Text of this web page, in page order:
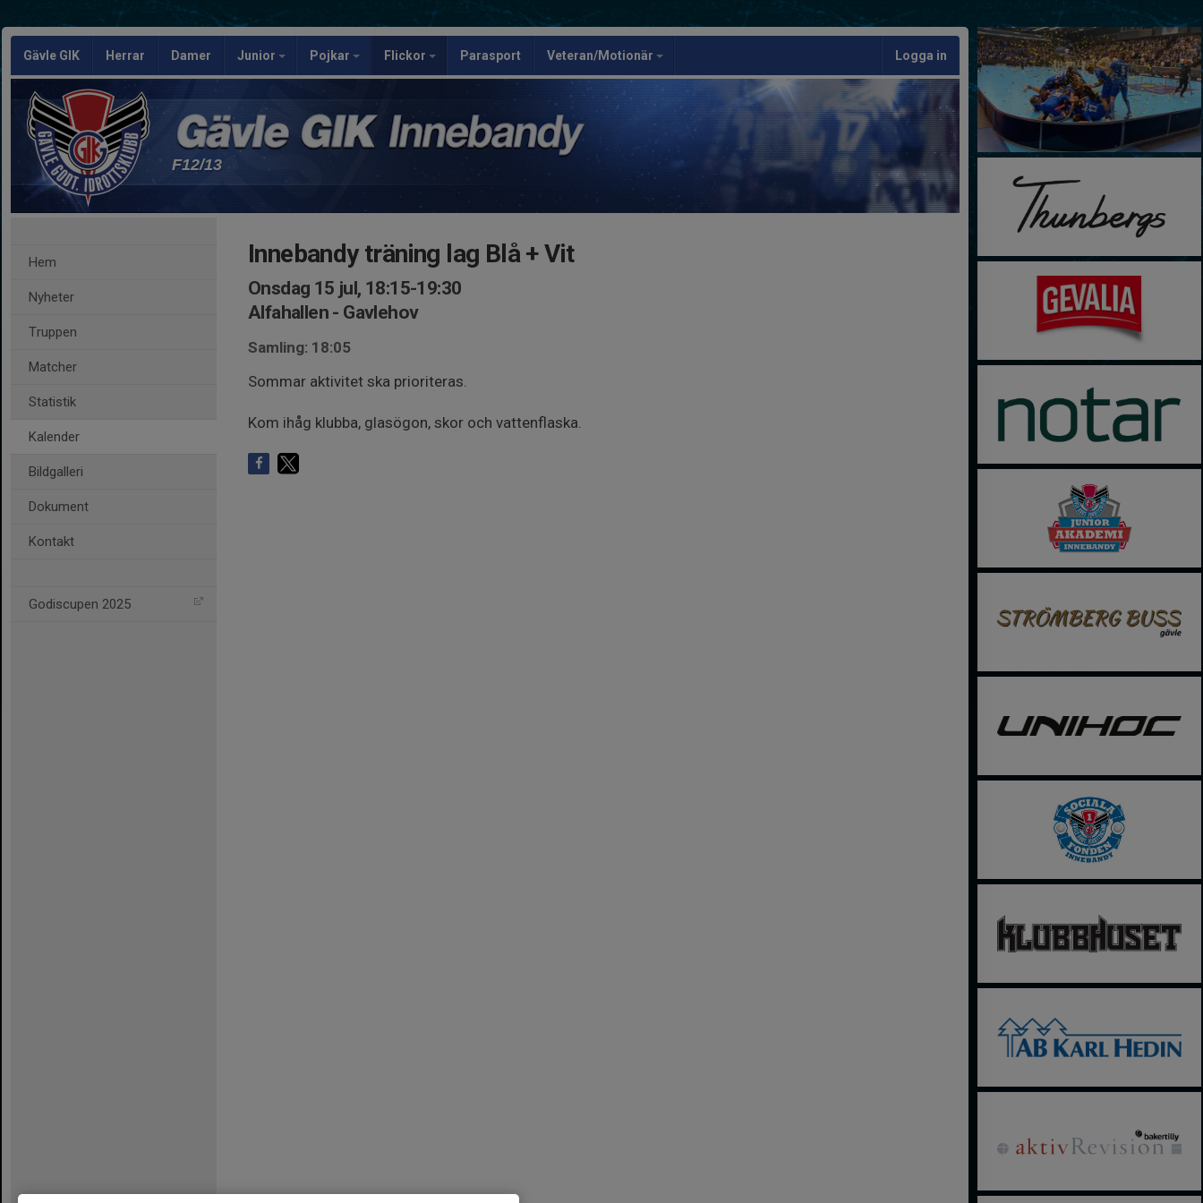
Gävle GIK Herrar Damer Junior Pojkar Flickor Parasport Veteran/Motionär Logga in
F12/13
Hem
Nyheter
Truppen
Matcher
Statistik
Kalender
Bildgalleri
Dokument
Kontakt
Godiscupen 2025
Innebandy träning lag Blå + Vit
Onsdag 15 jul, 18:15-19:30
Alfahallen - Gavlehov
Samling: 18:05
Sommar aktivitet ska prioriteras.
Kom ihåg klubba, glasögon, skor och vattenflaska.